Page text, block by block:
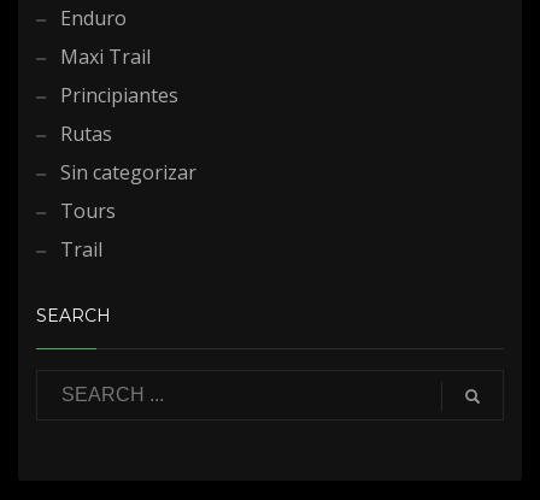
Enduro
Maxi Trail
Principiantes
Rutas
Sin categorizar
Tours
Trail
SEARCH